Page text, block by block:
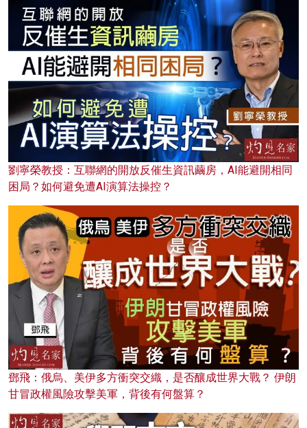
劉寧榮教授：互聯網的開放反催生資訊繭房，AI能避開相同
困局？如何避免遭AI演算法操控？
鄧飛：俄烏、美伊多方衝突交織，是否釀成世界大戰？ 伊朗
甘冒政權風險攻擊美軍，背後有何盤算？